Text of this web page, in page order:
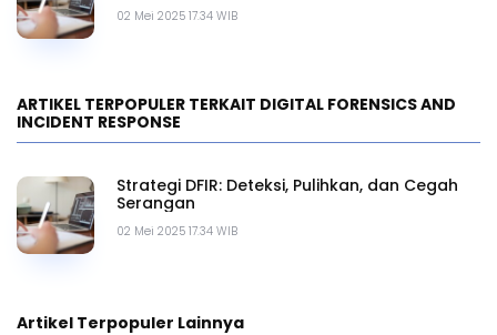
02 Mei 2025 17.34 WIB
ARTIKEL TERPOPULER TERKAIT DIGITAL FORENSICS AND
INCIDENT RESPONSE
02 Mei 2025 17.34 WIB
Strategi DFIR: Deteksi, Pulihkan, dan Cegah
Serangan
Artikel Terpopuler Lainnya